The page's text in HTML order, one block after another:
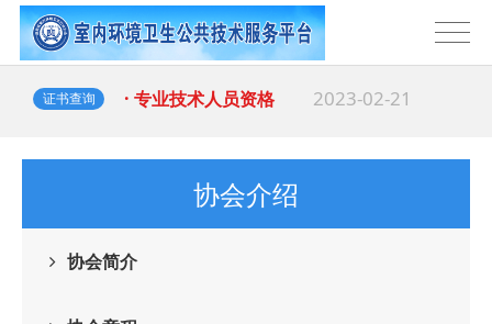
证书查询 · 专业技术人员资格 2023-02-21
协会介绍
协会简介